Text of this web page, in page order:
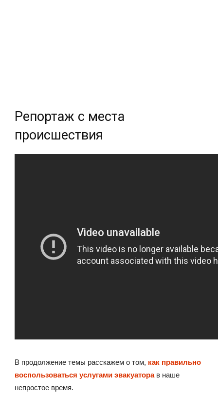
Репортаж с места
происшествия
В продолжение темы расскажем о том, как правильно
воспользоваться услугами эвакуаторав наше
непростое время.